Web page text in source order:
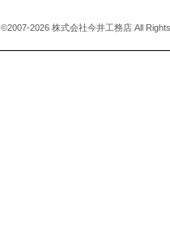
©2007-2026 株式会社今井工務店 All